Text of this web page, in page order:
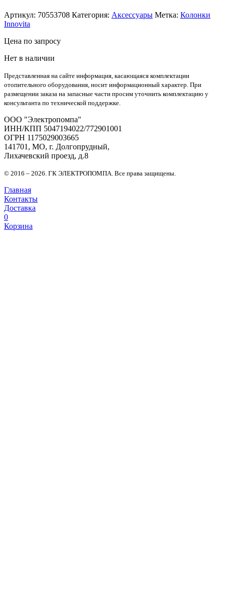
Артикул: 70553708 Категория: Аксессуары Метка: Колонки
Innovita
Цена по запросу
Нет в наличии
Представленная на сайте информация, касающаяся комплектации
отопительного оборудования, носит информационный характер. При
размещении заказа на запасные части просим уточнить комплектацию у
консультанта по технической поддержке.
OOO "Электропомпа"
ИНН/КПП 5047194022/772901001
ОГРН 1175029003665
141701, МО, г. Долгопрудный,
Лихачевский проезд, д.8
© 2016 – 2026. ГК ЭЛЕКТРОПОМПА. Все права защищены.
Главная
Контакты
Доставка
0
Корзина